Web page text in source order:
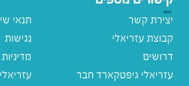
תנאי
נגישות
יצירת קשר
קבוצת עזריאלי
דרושים